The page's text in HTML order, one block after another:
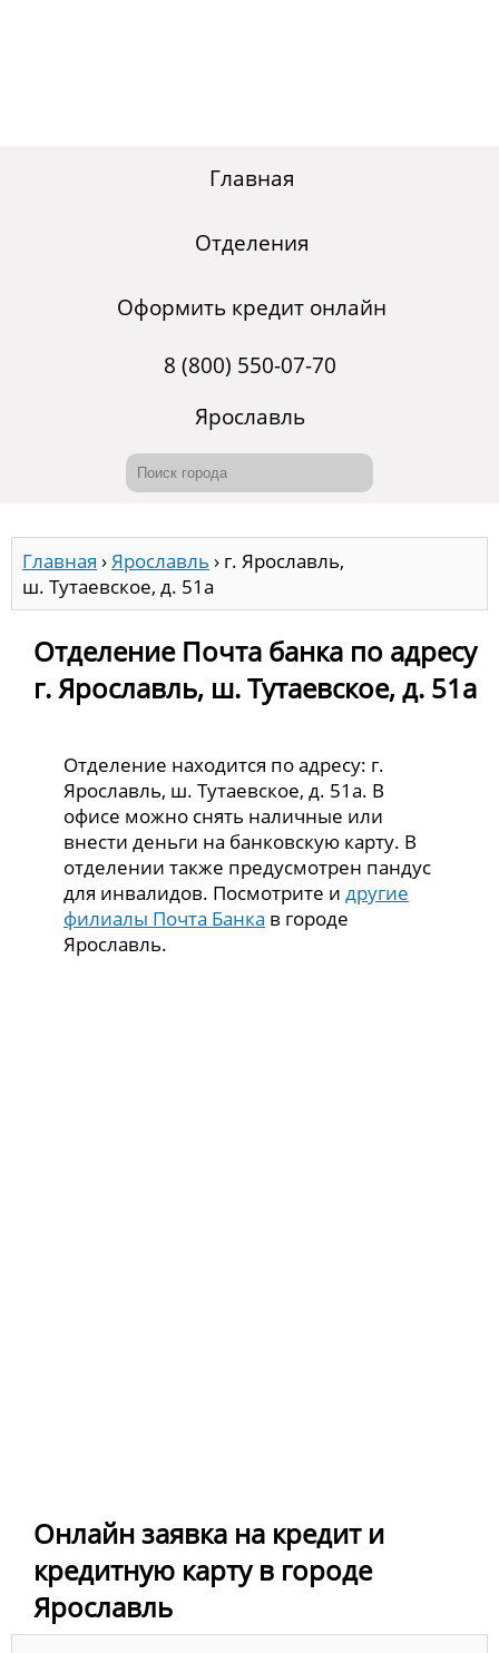
Главная
Отделения
Оформить кредит онлайн
8 (800) 550-07-70
Ярославль
Главная ›Ярославль › г. Ярославль,
ш. Тутаевское, д. 51а
Отделение Почта банка по адресу
г. Ярославль, ш. Тутаевское, д. 51а
Отделение находится по адресу: г.
Ярославль, ш. Тутаевское, д. 51а. В
офисе можно снять наличные или
внести деньги на банковскую карту. В
отделении также предусмотрен пандус
для инвалидов. Посмотрите идругие
филиалы Почта Банка в городе
Ярославль.
Онлайн заявка на кредит и
кредитную карту в городе
Ярославль